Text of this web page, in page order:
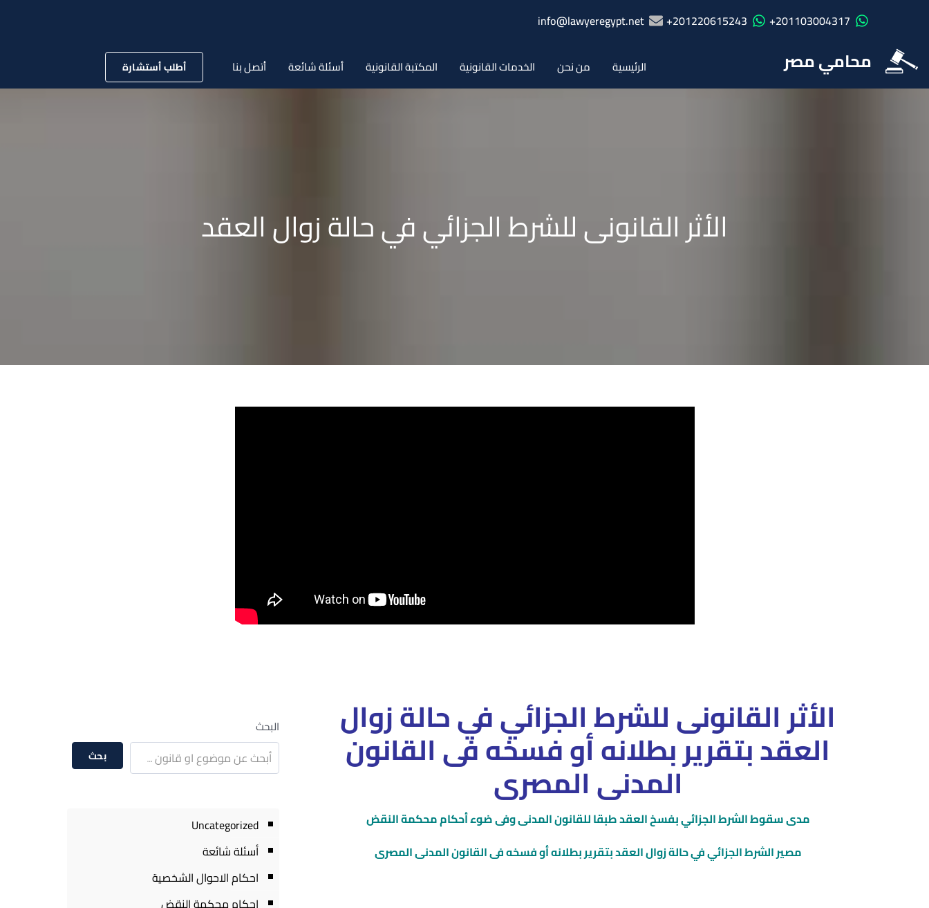
201103004317+
201220615243+
info@lawyeregypt.net
محامي مصر الرئيسية من نحن الخدمات القانونية المكتبة القانونية أسئلة شائعة أتصل بنا أطلب أستشارة
الأثر القانونى للشرط الجزائي في حالة زوال العقد
الأثر القانونى للشرط الجزائي في حالة زوال
العقد بتقرير بطلانه أو فسخه فى القانون
المدنى المصرى
مدى سقوط الشرط الجزائي بفسخ العقد طبقا للقانون المدنى وفى ضوء أحكام محكمة النقض
مصير الشرط الجزائي في حالة زوال العقد بتقرير بطلانه أو فسخه فى القانون المدنى المصرى
البحث
بحث
Uncategorized
أسئلة شائعة
احكام الاحوال الشخصية
احكام محكمة النقض